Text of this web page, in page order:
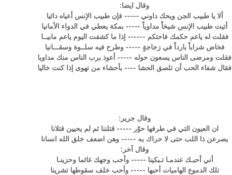
وقال ايضا:
ألا يا طبيب الجن ويحك داوني ----- فإن طبيب الإنس أعياه دائيا
أتيت طبيب الإنس شيخاً مداوياً ----- بمكة يعطي في الدواء الأمانيا
فقلت له ياعم حكمك فاحتكم ------ إذا ما كشفت اليوم ياعم مابيــا
فخاض شراباً بارداً في زجاجةٍ ----- وطرح فيه سلــوة وسقـــانيا
فقلت ومرضى الناس يسعون حوله ----- أعوذ برب الناس منك مداويا
فقال شفاء الحب أن تلصق الحشا ---- بأحشاء من تهوى إذا كنت خاليا
وقال جرير:
ان العيون التي في طرفها حوّر ----- قتلننا ثم لم يحيين قتلانا
يصرعن ذا اللب حتى لا حراك به ----- وهن اضعف خلق الله انسانا
وقال آخر:
أني أحبـك عندمـا تـبكينا ----- وأحب وجهك غائما وحزينـا
تلك الدموع الهاميات أحبها ----- وأحب خلف سقوطها تشرينا